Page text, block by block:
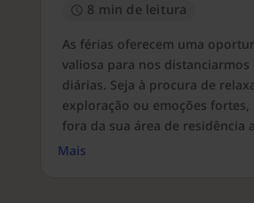
8 min de leitura
As férias oferecem uma
valiosa para nos distanciarmos
diárias. Seja à procura de
exploração ou emoções fortes,
fora da sua área de residência
Mais